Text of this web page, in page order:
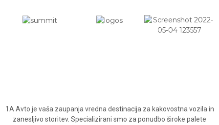
1A Avto je vaša zaupanja vredna destinacija za kakovostna vozila in
zanesljivo storitev. Specializirani smo za ponudbo široke palete